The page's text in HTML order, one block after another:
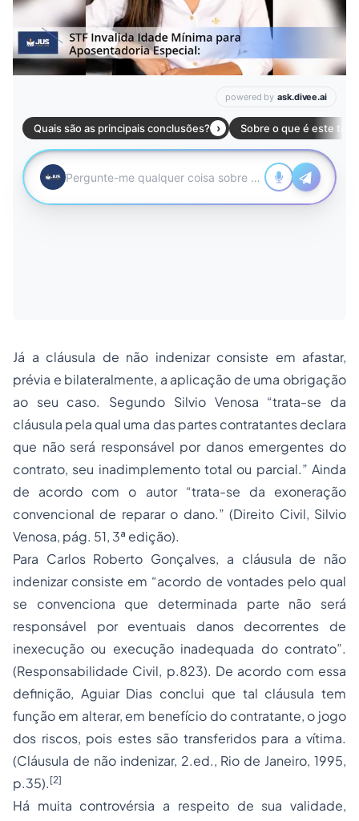
Já a cláusula de não indenizar consiste em afastar,
prévia e bilateralmente, a aplicação de uma obrigação
ao seu caso. Segundo Silvio Venosa “trata-se da
cláusula pela qual uma das partes contratantes declara
que não será responsável por danos emergentes do
contrato, seu inadimplemento total ou parcial.” Ainda
de acordo com o autor “trata-se da exoneração
convencional de reparar o dano.” (Direito Civil, Silvio
Venosa, pág. 51, 3ª edição).
Para Carlos Roberto Gonçalves, a cláusula de não
indenizar consiste em “acordo de vontades pelo qual
se convenciona que determinada parte não será
responsável por eventuais danos decorrentes de
inexecução ou execução inadequada do contrato”.
(Responsabilidade Civil, p.823). De acordo com essa
definição, Aguiar Dias conclui que tal cláusula tem
função em alterar, em benefício do contratante, o jogo
dos riscos, pois estes são transferidos para a vítima.
(Cláusula de não indenizar, 2.ed., Rio de Janeiro, 1995,
p.35). [2]
Há muita controvérsia a respeito de sua validade,